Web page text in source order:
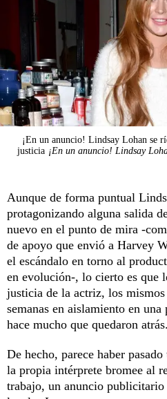
¡En un anuncio! Lindsay Lohan se
justicia ¡En un anuncio! Lindsay
Aunque de forma puntual
protagonizando alguna salida
nuevo en el punto de mira -
de apoyo que envió a Harvey
el escándalo en torno al
en evolución-, lo cierto es que
justicia de la actriz, los
semanas en aislamiento en
hace mucho que quedaron atrás.
De hecho, parece haber
la propia intérprete bromee al
trabajo, un anuncio